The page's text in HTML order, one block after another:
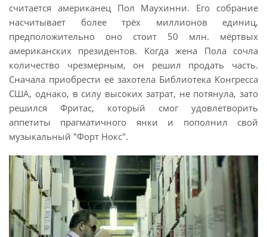
считается американец Пол Маухинни. Его собрание
насчитывает более трёх миллионов единиц,
предположительно оно стоит 50 млн. мёртвых
американских президентов. Когда жена Пола сочла
количество чрезмерным, он решил продать часть.
Сначала приобрести её захотела Библиотека Конгресса
США, однако, в силу высоких затрат, не потянула, зато
решился Фритас, который смог удовлетворить
аппетиты прагматичного янки и пополнил свой
музыкальный "Форт Нокс".